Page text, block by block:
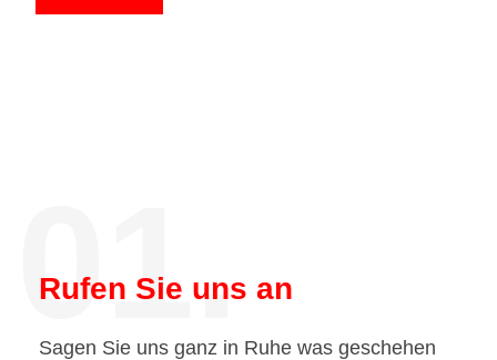
01.
Rufen Sie uns an
Sagen Sie uns ganz in Ruhe was geschehen